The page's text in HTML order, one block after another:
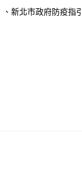
新北市政府防疫指